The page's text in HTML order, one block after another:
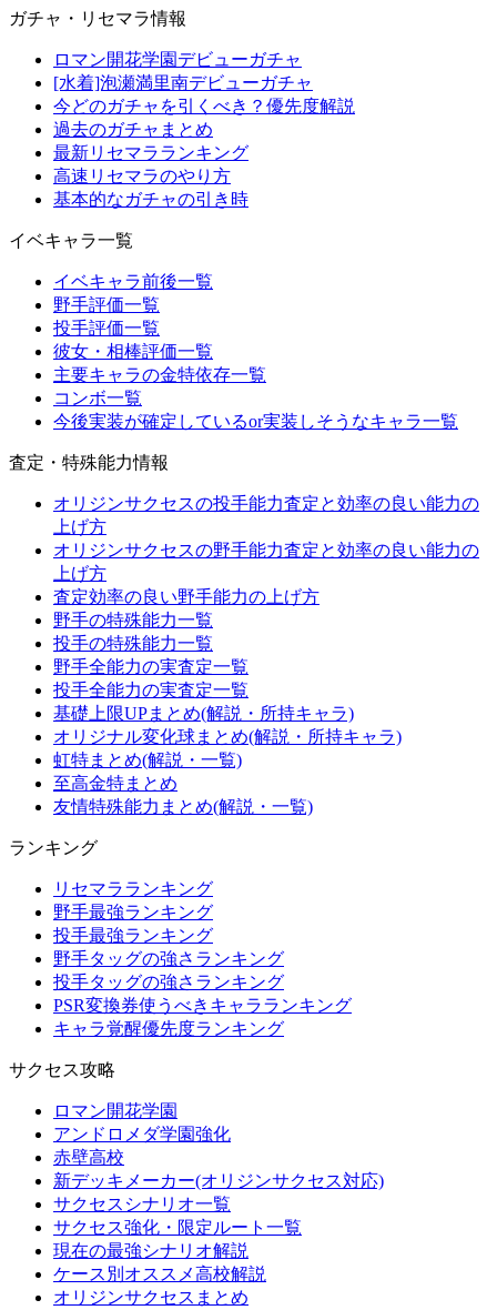
ガチャ・リセマラ情報
ロマン開花学園デビューガチャ
[水着]泡瀬満里南デビューガチャ
今どのガチャを引くべき？優先度解説
過去のガチャまとめ
最新リセマラランキング
高速リセマラのやり方
基本的なガチャの引き時
イベキャラ一覧
イベキャラ前後一覧
野手評価一覧
投手評価一覧
彼女・相棒評価一覧
主要キャラの金特依存一覧
コンボ一覧
今後実装が確定しているor実装しそうなキャラ一覧
査定・特殊能力情報
オリジンサクセスの投手能力査定と効率の良い能力の
上げ方
オリジンサクセスの野手能力査定と効率の良い能力の
上げ方
査定効率の良い野手能力の上げ方
野手の特殊能力一覧
投手の特殊能力一覧
野手全能力の実査定一覧
投手全能力の実査定一覧
基礎上限UPまとめ(解説・所持キャラ)
オリジナル変化球まとめ(解説・所持キャラ)
虹特まとめ(解説・一覧)
至高金特まとめ
友情特殊能力まとめ(解説・一覧)
ランキング
リセマラランキング
野手最強ランキング
投手最強ランキング
野手タッグの強さランキング
投手タッグの強さランキング
PSR変換券使うべきキャラランキング
キャラ覚醒優先度ランキング
サクセス攻略
ロマン開花学園
アンドロメダ学園強化
赤壁高校
新デッキメーカー(オリジンサクセス対応)
サクセスシナリオ一覧
サクセス強化・限定ルート一覧
現在の最強シナリオ解説
ケース別オススメ高校解説
オリジンサクセスまとめ